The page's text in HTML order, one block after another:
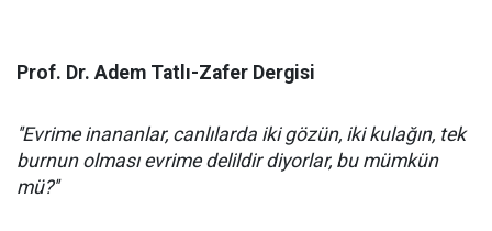
Prof. Dr. Adem Tatlı-Zafer Dergisi
''Evrime inananlar, canlılarda iki gözün, iki kulağın, tek
burnun olması evrime delildir diyorlar, bu mümkün
mü?''